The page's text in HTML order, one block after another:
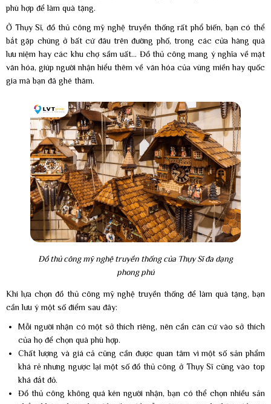
phù hợp để làm quà tặng.
Ở Thụy Sĩ, đồ thủ công mỹ nghệ truyền thống rất phổ biến, bạn có thể
bắt gặp chúng ở bất cứ đâu trên đường phố, trong các cửa hàng quà
lưu niệm hay các khu chợ sầm uất… Đồ thủ công mang ý nghĩa về mặt
văn hóa, giúp người nhận hiểu thêm về văn hóa của vùng miền hay quốc
gia mà bạn đã ghé thăm.
Đồ thủ công mỹ nghệ truyền thống của Thụy Sĩ đa dạng
phong phú
Khi lựa chọn đồ thủ công mỹ nghệ truyền thống để làm quà tặng, bạn
cần lưu ý một số điểm sau đây:
Mỗi người nhận có một sở thích riêng, nên cần căn cứ vào sở thích
của họ để chọn quà phù hợp.
Chất lượng và giá cả cũng cần được quan tâm vì một số sản phẩm
khá rẻ nhưng ngược lại một số đồ thủ công ở Thụy Sĩ cũng vào top
khá đắt đỏ.
Đồ thủ công không quá kén người nhận, bạn có thể chọn nhiều sản